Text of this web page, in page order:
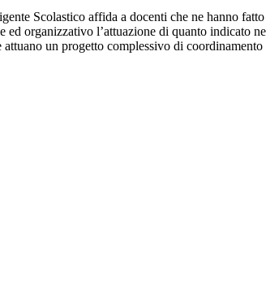
Scolastico affida a docenti che ne hanno
organizzativo l’attuazione di quanto indicato
un progetto complessivo di